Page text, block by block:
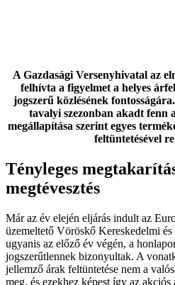
A Gazdasági Versenyhivatal az
felhívta a figyelmet a helyes
jogszerű közlésének
tavalyi szezonban akadt fenn
megállapítása szerint egyes
feltüntetésével
Tényleges
megtévesztés
Már az év elején eljárás indult az
üzemeltető Vöröskő Kereskedelmi
ugyanis az előző év végén, a
jogszerűtlennek bizonyultak. A
jellemző árak feltüntetése nem a
meg, és ezekhez képest így az